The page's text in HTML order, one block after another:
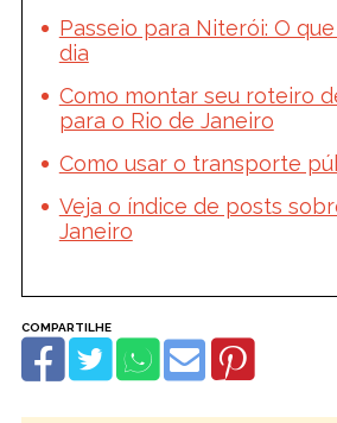
Passeio para Niterói: O
dia
Como montar seu roteiro
para o Rio de Janeiro
Como usar o transporte
Veja o índice de posts
Janeiro